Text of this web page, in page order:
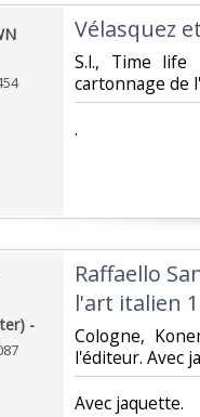
‎Vélasquez
‎S.l., Time
cartonnage de
‎.‎
-
‎Raffaello
l'art italien
‎Cologne,
l'éditeur. Avec
‎Avec jaquette.‎